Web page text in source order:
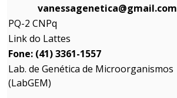
vanessagenetica@gmail.com
PQ-2 CNPq
Link do Lattes
Fone: (41) 3361-1557
Lab. de Genética de Microorganismos
(LabGEM)